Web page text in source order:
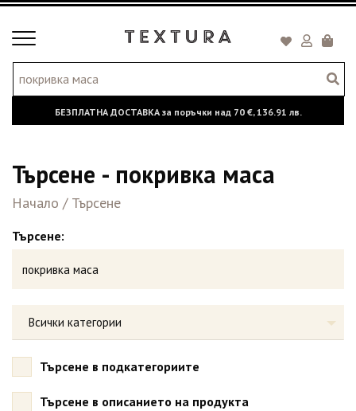
Toggle
БЕЗПЛАТНА ДОСТАВКА за поръчки над 70 €,136.91 лв.
Търсене - покривка маса
Начало / Търсене
Търсене:
Всички категории
Търсене в подкатегориите
Търсене в описанието на продукта